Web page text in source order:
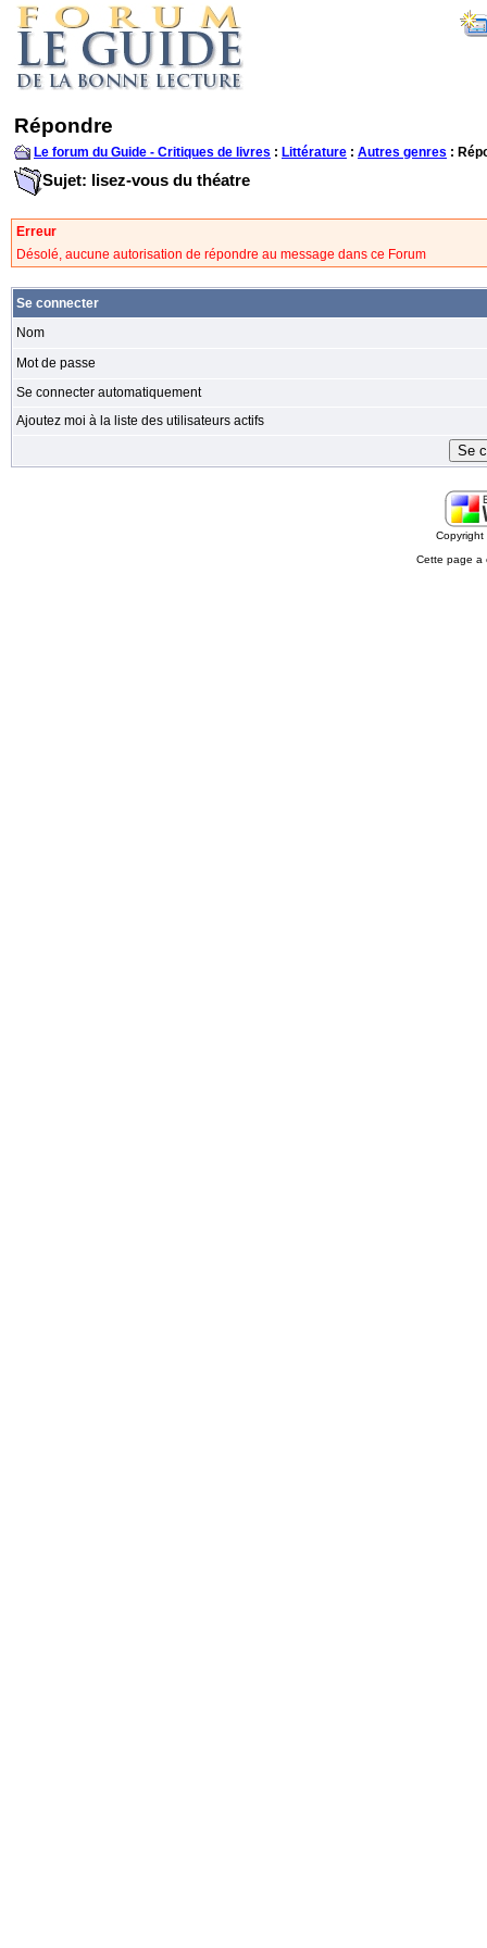
Répondre
Le forum du Guide - Critiques de livres : Littérature : Autres genres :
Sujet: lisez-vous du théatre
Erreur
Désolé, aucune autorisation de répondre au message dans ce Forum
Se connecter
Nom
Mot de passe
Se connecter automatiquement
Ajoutez moi à la liste des utilisateurs actifs
Cette page a